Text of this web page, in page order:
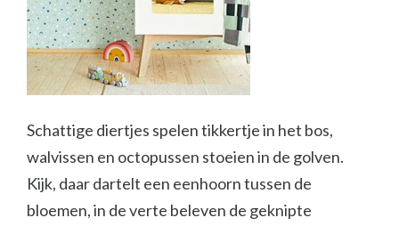
Schattige diertjes spelen tikkertje in het bos,
walvissen en octopussen stoeien in de golven.
Kijk, daar dartelt een eenhoorn tussen de
bloemen, in de verte beleven de geknipte